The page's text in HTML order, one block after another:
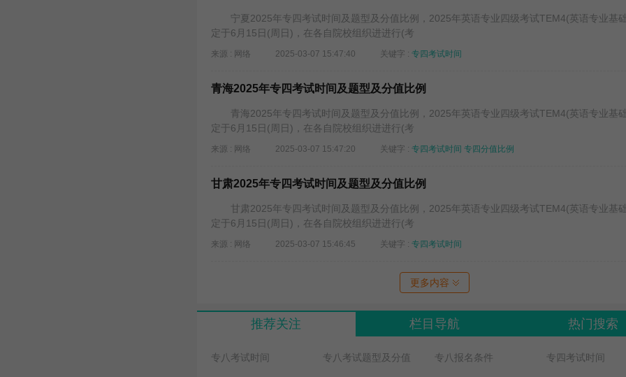
宁夏2025年专四考试时间及题型及分值比例，2025年英语专业四级考试TEM4(英语专业基
定于6月15日(周日)，在各自院校组织进进行(考
来源 : 网络 2025-03-07 15:47:40 关键字 : 专四考试时间
青海2025年专四考试时间及题型及分值比例
青海2025年专四考试时间及题型及分值比例，2025年英语专业四级考试TEM4(英语专业基
定于6月15日(周日)，在各自院校组织进进行(考
来源 : 网络 2025-03-07 15:47:20 关键字 : 专四考试时间 专四分值比例
甘肃2025年专四考试时间及题型及分值比例
甘肃2025年专四考试时间及题型及分值比例，2025年英语专业四级考试TEM4(英语专业基
定于6月15日(周日)，在各自院校组织进进行(考
来源 : 网络 2025-03-07 15:46:45 关键字 : 专四考试时间
更多内容
推荐关注 栏目导航 热门搜索
专八考试时间 专八考试题型及分值 专八报名条件 专四考试时间